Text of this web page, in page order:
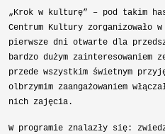
„Krok w kulturę” – pod takim
Centrum Kultury zorganizowało
pierwsze dni otwarte dla
bardzo dużym
przede wszystkim świetnym
olbrzymim zaangażowaniem
nich zajęcia.
W programie znalazły się: